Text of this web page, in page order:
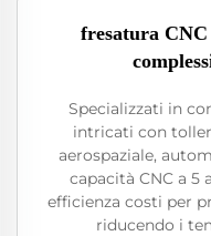
fresatura CNC
Specializzati in
intricati con
aerospaziale,
capacità CNC a 5
efficienza costi per
riducendo i